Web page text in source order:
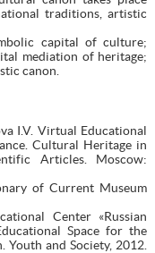
traditions, artistic
capital of culture;
mediation of heritage;
canon.
I.V. Virtual Educational
Cultural Heritage in
Articles. Moscow:
of Current Museum
Center «Russian
Space for the
and Society, 2012.